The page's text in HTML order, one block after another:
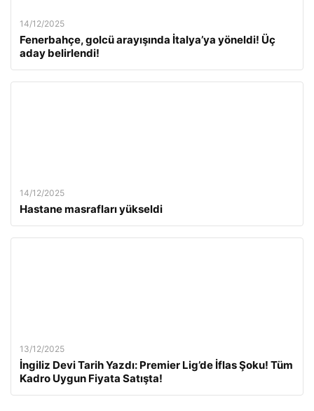
14/12/2025
Fenerbahçe, golcü arayışında İtalya’ya yöneldi! Üç
aday belirlendi!
14/12/2025
Hastane masrafları yükseldi
13/12/2025
İngiliz Devi Tarih Yazdı: Premier Lig’de İflas Şoku! Tüm
Kadro Uygun Fiyata Satışta!